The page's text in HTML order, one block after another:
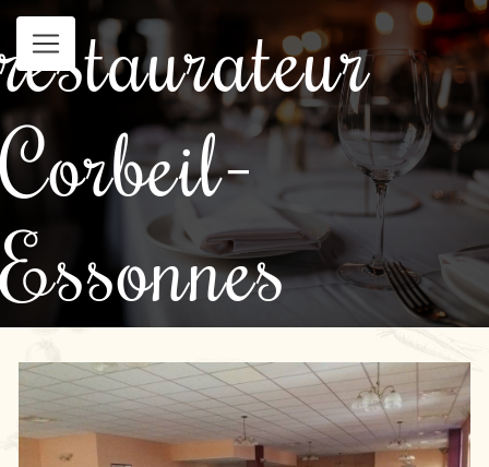
restaurateur
Corbeil-
Essonnes
Panneau de gestion des cookies